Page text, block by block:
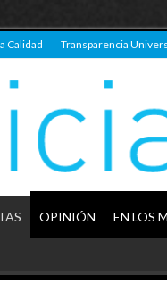
Calidad Transparencia
OPINIÓN EN LOS